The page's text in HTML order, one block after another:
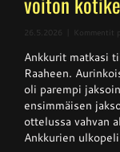
26.5.2026 Kommentit
Ankkurit matkasi
Raaheen.
oli parempi
ensimmäisen
ottelussa vahvan
Ankkurien